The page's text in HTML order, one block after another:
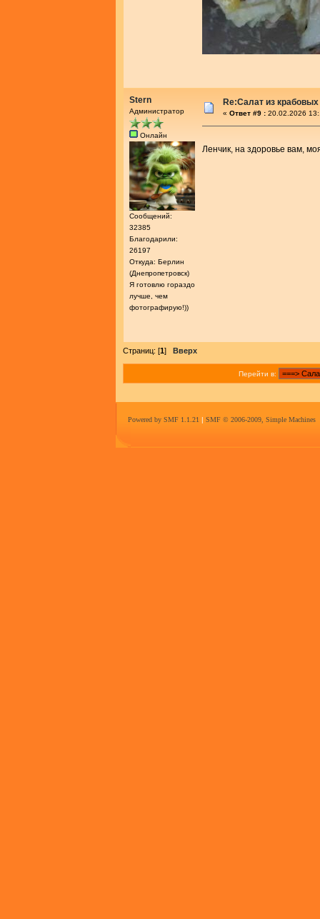
Stern
Администратор
Онлайн
Сообщений:
32385
Благодарили:
26197
Откуда: Берлин
(Днепропетровск)
Я готовлю гораздо
лучше, чем
фотографирую!))
Re:Салат из
« Ответ #9 : 20.02.2026
Ленчик, на здоровье вам,
Страниц: [1] Вверх
Перейти в:
Powered by SMF 1.1.21 | SMF © 2006-2009, Simple Machines